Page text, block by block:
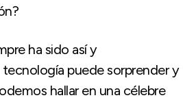
ha sido así y
puede sorprender y
hallar en una célebre